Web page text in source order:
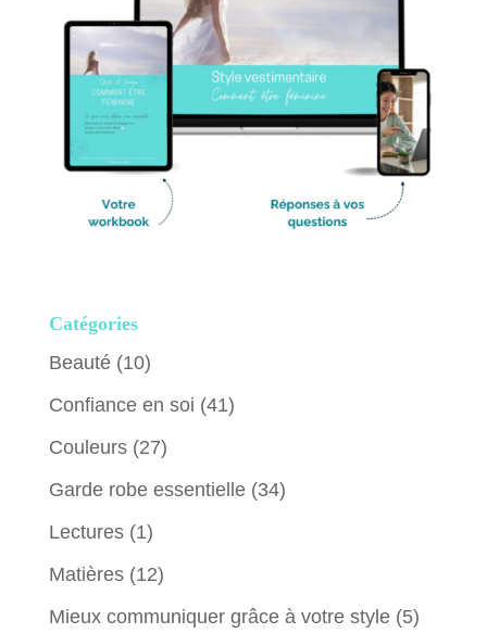
Catégories
Beauté(10)
Confiance en soi (41)
Couleurs(27)
Garde robe essentielle(34)
Lectures(1)
Matières(12)
Mieux communiquer grâce à votre style(5)